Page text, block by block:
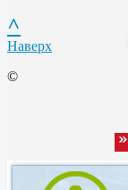
^
Наверх
©